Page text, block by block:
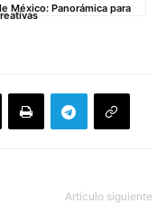
México: Panorámica para
Artículo siguiente